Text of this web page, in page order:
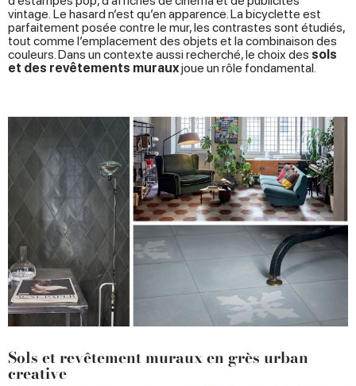
vintage. Le hasard n’est qu’en apparence. La bicyclette est
parfaitement posée contre le mur, les contrastes sont étudiés,
tout comme l’emplacement des objets et la combinaison des
couleurs. Dans un contexte aussi recherché, le choix des sols
et des revêtements murauxjoue un rôle fondamental.
Sols et revêtement muraux en grès urban
creative